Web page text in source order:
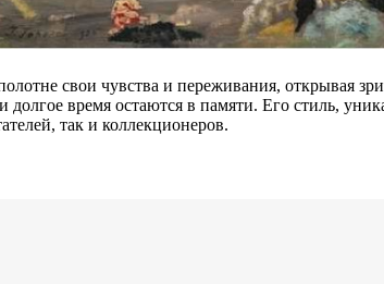
свои чувства и переживания, открывая
долгое время остаются в памяти. Его стиль,
так и коллекционеров.